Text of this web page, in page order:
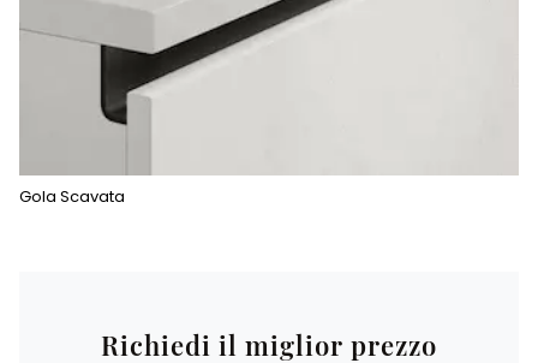
Gola Scavata
Richiedi il miglior prezzo